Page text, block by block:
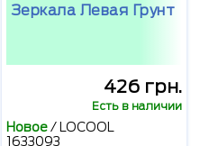
Зеркала Левая Грунт
426 грн.
Есть в наличии
Новое/
LOCOOL
1633093